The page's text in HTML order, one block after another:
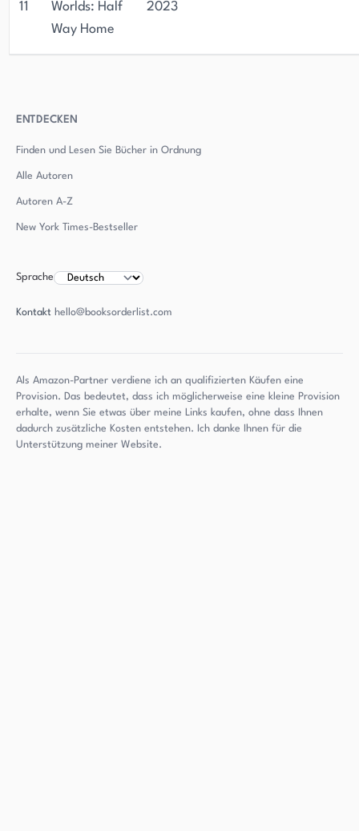
11
Worlds: Half
Way Home
2023
ENTDECKEN
Finden und Lesen Sie Bücher in Ordnung
Alle Autoren
Autoren A-Z
New York Times-Bestseller
Sprache
Kontakt hello@booksorderlist.com
Als Amazon-Partner verdiene ich an qualifizierten Käufen eine
Provision. Das bedeutet, dass ich möglicherweise eine kleine Provision
erhalte, wenn Sie etwas über meine Links kaufen, ohne dass Ihnen
dadurch zusätzliche Kosten entstehen. Ich danke Ihnen für die
Unterstützung meiner Website.